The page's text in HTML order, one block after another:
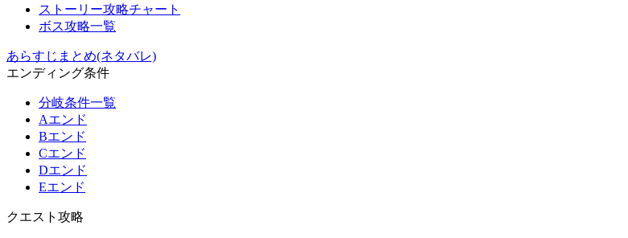
ストーリー攻略チャート
ボス攻略一覧
あらすじまとめ(ネタバレ)
エンディング条件
分岐条件一覧
Aエンド
Bエンド
Cエンド
Dエンド
Eエンド
クエスト攻略